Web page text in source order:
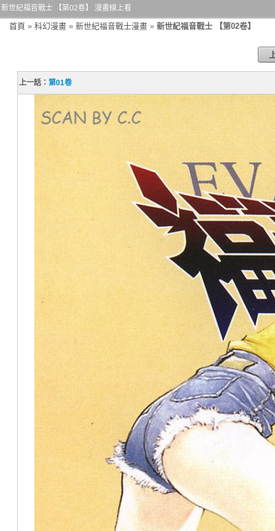
新世紀福音戰士 【第02卷】 漫畫線上看
首頁 » 科幻漫畫 » 新世紀福音戰士漫畫 » 新世紀福音戰士 【第02卷】
上一話：第01卷